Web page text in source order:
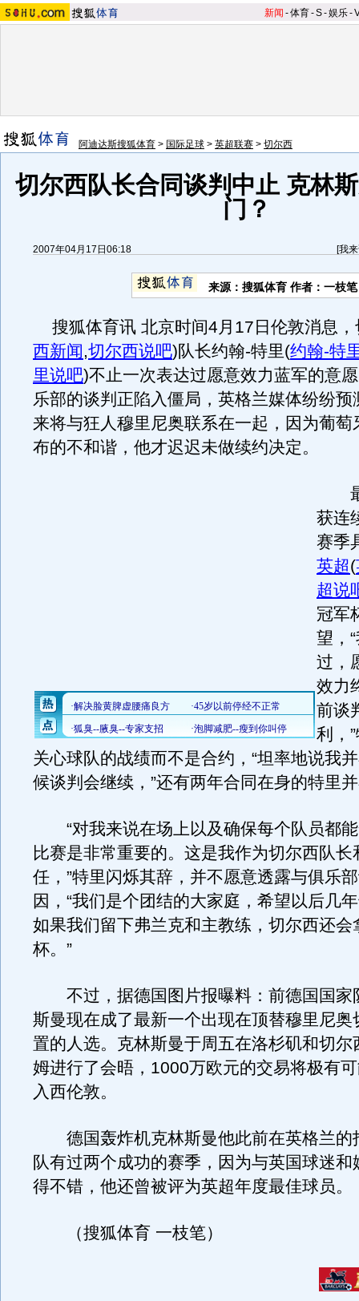
新闻 -体育-S-娱乐-
阿迪达斯搜狐体育 > 国际足球 > 英超联赛 > 切尔西
切尔西队长合同谈判中止 克林
门？
2007年04月17日06:18 [我
来源：搜狐体育 作者：一枝笔
搜狐体育讯 北京时间4月17日伦敦消息，
西新闻,切尔西说吧)队长约翰-特里(约翰-特
里说吧)不止一次表达过愿意效力蓝军的意
乐部的谈判正陷入僵局，英格兰媒体纷纷预
来将与狂人穆里尼奥联系在一起，因为葡萄
布的不和谐，他才迟迟未做续约决定。
最
获连
赛季
英超(
超说
冠军
望，
过，
效力
前谈
利，
关心球队的战绩而不是合约，“坦率地说我
候谈判会继续，”还有两年合同在身的特里
“对我来说在场上以及确保每个队员都能
比赛是非常重要的。这是我作为切尔西队长
任，”特里闪烁其辞，并不愿意透露与俱乐
因，“我们是个团结的大家庭，希望以后几
如果我们留下弗兰克和主教练，切尔西还会
杯。”
不过，据德国图片报曝料：前德国国家
斯曼现在成了最新一个出现在顶替穆里尼奥
置的人选。克林斯曼于周五在洛杉矶和切尔
姆进行了会晤，1000万欧元的交易将极有
入西伦敦。
德国轰炸机克林斯曼他此前在英格兰的
队有过两个成功的赛季，因为与英国球迷和
得不错，他还曾被评为英超年度最佳球员。
（搜狐体育 一枝笔）